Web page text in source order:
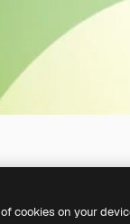
cookies on your